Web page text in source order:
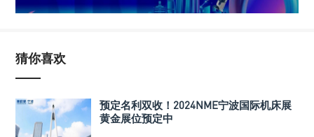
猜你喜欢
预定名利双收！2024NME宁波国际机床展
黄金展位预定中